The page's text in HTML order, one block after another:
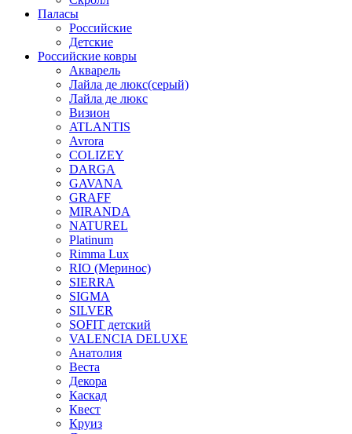
Паласы
Российские
Детские
Российские ковры
Акварель
Лайла де люкс(серый)
Лайла де люкс
Визион
ATLANTIS
Avrora
COLIZEY
DARGA
GAVANA
GRAFF
MIRANDA
NATUREL
Platinum
Rimma Lux
RIO (Меринос)
SIERRA
SIGMA
SILVER
SOFIT детский
VALENCIA DELUXE
Анатолия
Веста
Декора
Каскад
Квест
Круиз